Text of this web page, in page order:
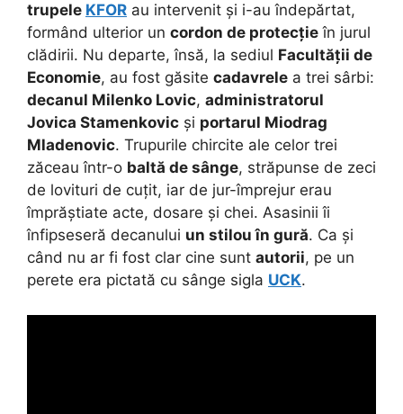
trupele KFOR au intervenit și i-au îndepărtat,
formând ulterior un cordon de protecție în jurul
clădirii. Nu departe, însă, la sediul Facultății de
Economie, au fost găsite cadavrele a trei sârbi:
decanul Milenko Lovic, administratorul
Jovica Stamenkovic și portarul Miodrag
Mladenovic. Trupurile chircite ale celor trei
zăceau într-o baltă de sânge, străpunse de zeci
de lovituri de cuțit, iar de jur-împrejur erau
împrăștiate acte, dosare și chei. Asasinii îi
înfipseseră decanului un stilou în gură. Ca și
când nu ar fi fost clar cine sunt autorii, pe un
perete era pictată cu sânge sigla UCK.